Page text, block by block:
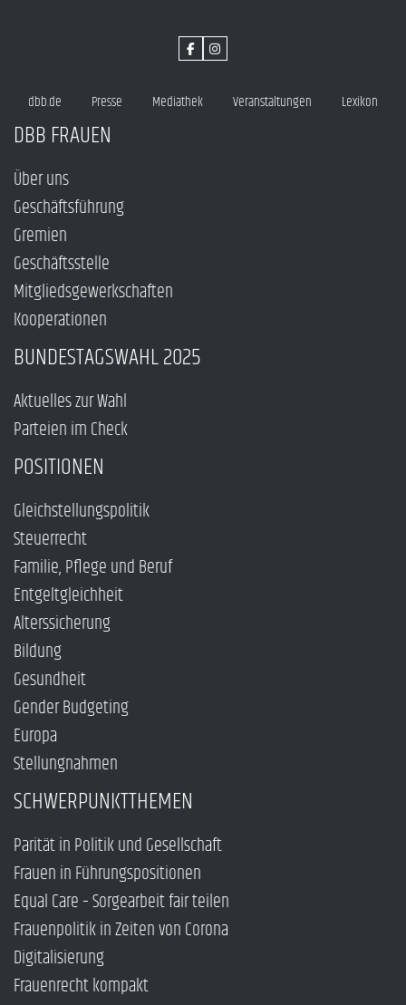
dbb.de Presse Mediathek Veranstaltungen Lexikon
DBB FRAUEN
Über uns
Geschäftsführung
Gremien
Geschäftsstelle
Mitgliedsgewerkschaften
Kooperationen
BUNDESTAGSWAHL 2025
Aktuelles zur Wahl
Parteien im Check
POSITIONEN
Gleichstellungspolitik
Steuerrecht
Familie, Pflege und Beruf
Entgeltgleichheit
Alterssicherung
Bildung
Gesundheit
Gender Budgeting
Europa
Stellungnahmen
SCHWERPUNKTTHEMEN
Parität in Politik und Gesellschaft
Frauen in Führungspositionen
Equal Care – Sorgearbeit fair teilen
Frauenpolitik in Zeiten von Corona
Digitalisierung
Frauenrecht kompakt